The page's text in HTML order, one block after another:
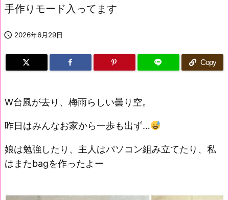
手作りモード入ってます
 2026年6月29日
Copy
W台風が去り、梅雨らしい曇り空。
昨日はみんなお家から一歩も出ず…
娘は勉強したり、主人はパソコン組み立てたり、私
はまたbagを作ったよー